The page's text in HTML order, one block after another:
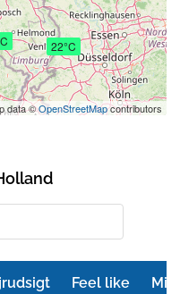
22°C
data ©OpenStreetMapcontributors
Feel like Min